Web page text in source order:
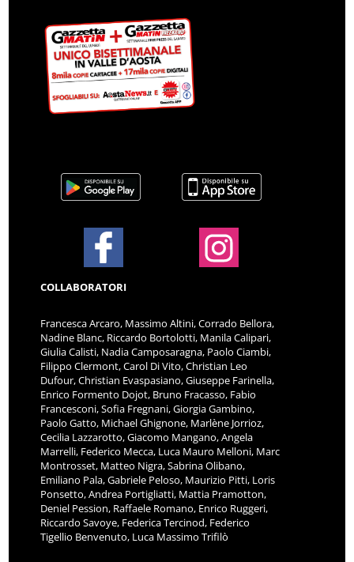
COLLABORATORI
Francesca Arcaro, Massimo Altini, Corrado Bellora,
Nadine Blanc, Riccardo Bortolotti, Manila Calipari,
Giulia Calisti, Nadia Camposaragna, Paolo Ciambi,
Filippo Clermont, Carol Di Vito, Christian Leo
Dufour, Christian Evaspasiano, Giuseppe Farinella,
Enrico Formento Dojot, Bruno Fracasso, Fabio
Francesconi, Sofia Fregnani, Giorgia Gambino,
Paolo Gatto, Michael Ghignone, Marlène Jorrioz,
Cecilia Lazzarotto, Giacomo Mangano, Angela
Marrelli, Federico Mecca, Luca Mauro Melloni, Marc
Montrosset, Matteo Nigra, Sabrina Olibano,
Emiliano Pala, Gabriele Peloso, Maurizio Pitti, Loris
Ponsetto, Andrea Portigliatti, Mattia Pramotton,
Deniel Pession, Raffaele Romano, Enrico Ruggeri,
Riccardo Savoye, Federica Tercinod, Federico
Tigellio Benvenuto, Luca Massimo Trifilò